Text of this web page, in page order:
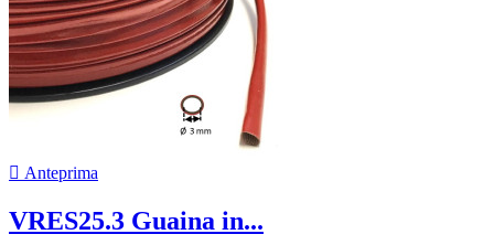
 Anteprima
VRES25.3 Guaina in...